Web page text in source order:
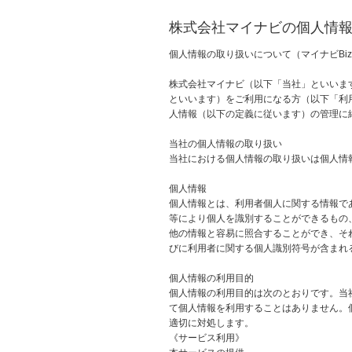
株式会社マイナビの個人情
個人情報の取り扱いについて（マイナビ
株式会社マイナビ（以下「当社」といい
といいます）をご利用になる方（以下「
人情報（以下の定義に従います）の管理
当社の個人情報の取り扱い
当社における個人情報の取り扱いは個人
個人情報
個人情報とは、利用者個人に関する情報
等により個人を識別することができるも
他の情報と容易に照合することができ、
びに利用者に関する個人識別符号が含ま
個人情報の利用目的
個人情報の利用目的は次のとおりです。
て個人情報を利用することはありません
適切に対処します。
《サービス利用》